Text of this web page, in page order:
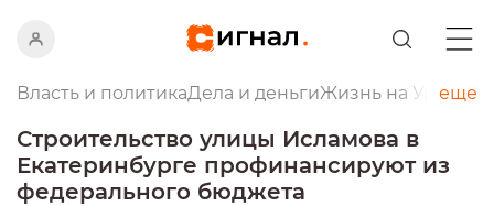
Власть и политикаДела и деньгиЖизнь на Урале
еще
Строительство улицы Исламова в
Екатеринбурге профинансируют из
федерального бюджета